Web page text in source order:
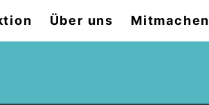
Über uns Mitmachen